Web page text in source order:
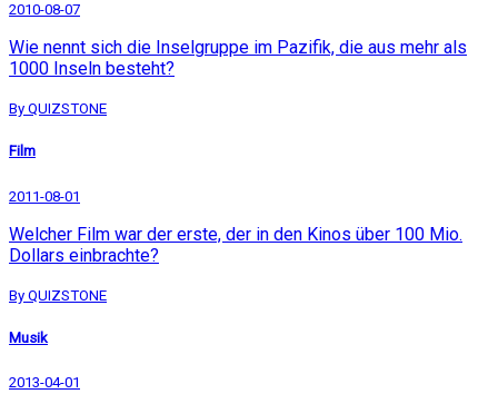
2010-08-07
Wie nennt sich die Inselgruppe im Pazifik, die aus mehr als
1000 Inseln besteht?
By QUIZSTONE
Film
2011-08-01
Welcher Film war der erste, der in den Kinos über 100 Mio.
Dollars einbrachte?
By QUIZSTONE
Musik
2013-04-01